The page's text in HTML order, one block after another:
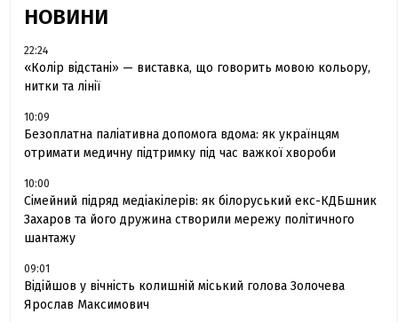
НОВИНИ
22:24
«Колір відстані» — виставка, що говорить мовою кольору,
нитки та лінії
10:09
Безоплатна паліативна допомога вдома: як українцям
отримати медичну підтримку під час важкої хвороби
10:00
Сімейний підряд медіакілерів: як білоруський екс-КДБшник
Захаров та його дружина створили мережу політичного
шантажу
09:01
Відійшов у вічність колишній міський голова Золочева
Ярослав Максимович